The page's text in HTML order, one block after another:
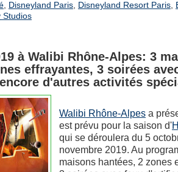
, Disneyland Paris, Disneyland Resort Paris,
Studios
à Walibi Rhône-Alpes: 3
effrayantes, 3 soirées
d'autres activités
Walibi Rhône-Alpesa
est prévu pour la saison d'
qui se déroulera du 5
novembre 2019. Au
maisons hantées, 2 zones